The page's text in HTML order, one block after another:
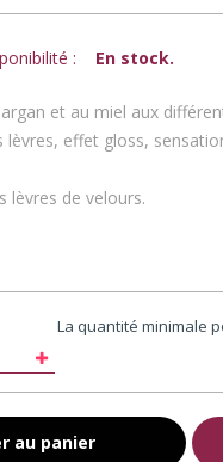
: En stock.
et au miel aux
lèvres, effet gloss,
lèvres de velours.
La quantité minimale
au panier